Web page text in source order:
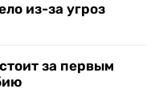
из-за угроз
за первым